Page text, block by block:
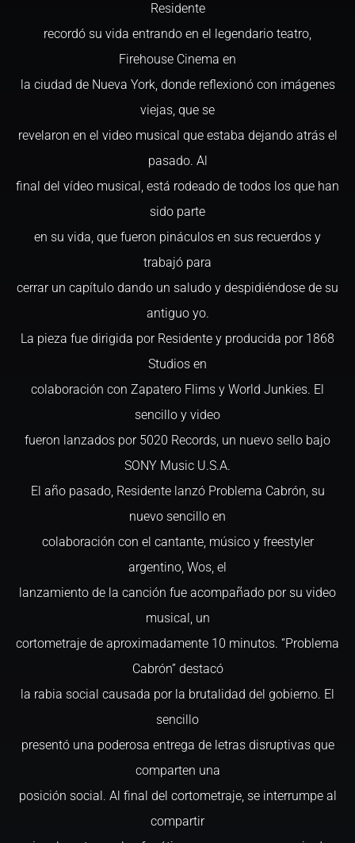
Residente
recordó su vida entrando en el legendario teatro,
Firehouse Cinema en
la ciudad de Nueva York, donde reflexionó con imágenes
viejas, que se
revelaron en el video musical que estaba dejando atrás el
pasado. Al
final del vídeo musical, está rodeado de todos los que han
sido parte
en su vida, que fueron pináculos en sus recuerdos y
trabajó para
cerrar un capítulo dando un saludo y despidiéndose de su
antiguo yo.
La pieza fue dirigida por Residente y producida por 1868
Studios en
colaboración con Zapatero Flims y World Junkies. El
sencillo y video
fueron lanzados por 5020 Records, un nuevo sello bajo
SONY Music U.S.A.
El año pasado, Residente lanzó Problema Cabrón, su
nuevo sencillo en
colaboración con el cantante, músico y freestyler
argentino, Wos, el
lanzamiento de la canción fue acompañado por su video
musical, un
cortometraje de aproximadamente 10 minutos. “Problema
Cabrón” destacó
la rabia social causada por la brutalidad del gobierno. El
sencillo
presentó una poderosa entrega de letras disruptivas que
comparten una
posición social. Al final del cortometraje, se interrumpe al
compartir